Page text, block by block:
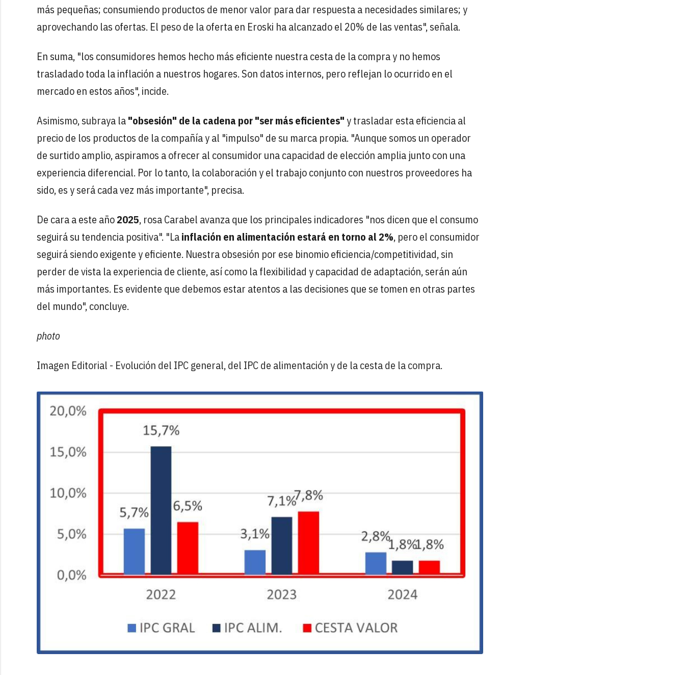
más pequeñas; consumiendo productos de menor valor para dar respuesta a necesidades similares; y
aprovechando las ofertas. El peso de la oferta en Eroski ha alcanzado el 20% de las ventas", señala.
En suma, "los consumidores hemos hecho más eficiente nuestra cesta de la compra y no hemos
trasladado toda la inflación a nuestros hogares. Son datos internos, pero reflejan lo ocurrido en el
mercado en estos años", incide.
Asimismo, subraya la"obsesión" de la cadena por "ser más eficientes"y trasladar esta eficiencia al
precio de los productos de la compañía y al "impulso" de su marca propia. "Aunque somos un operador
de surtido amplio, aspiramos a ofrecer al consumidor una capacidad de elección amplia junto con una
experiencia diferencial. Por lo tanto, la colaboración y el trabajo conjunto con nuestros proveedores ha
sido, es y será cada vez más importante", precisa.
De cara a este año2025, rosa Carabel avanza que los principales indicadores "nos dicen que el consumo
seguirá su tendencia positiva". "Lainflación en alimentación estará en torno al 2%, pero el consumidor
seguirá siendo exigente y eficiente. Nuestra obsesión por ese binomio eficiencia/competitividad, sin
perder de vista la experiencia de cliente, así como la flexibilidad y capacidad de adaptación, serán aún
más importantes. Es evidente que debemos estar atentos a las decisiones que se tomen en otras partes
del mundo", concluye.
photo
Imagen Editorial - Evolución del IPC general, del IPC de alimentación y de la cesta de la compra.
edit
delete